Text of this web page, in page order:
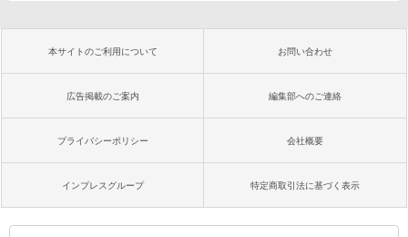
本サイトのご利用について お問い合わせ
広告掲載のご案内 編集部へのご連絡
プライバシーポリシー 会社概要
インプレスグループ 特定商取引法に基づく表示